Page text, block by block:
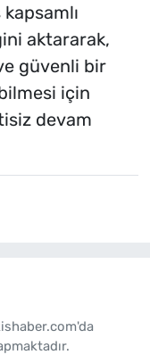
aktararak,
güvenli bir
için
devam